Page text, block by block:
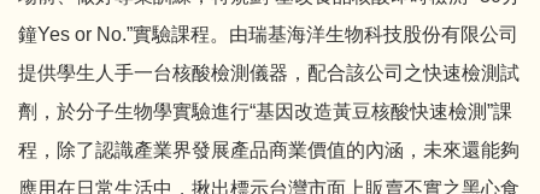
鐘Yes or No.”實驗課程。由瑞基海洋生物科技股份有限公司
提供學生人手一台核酸檢測儀器，配合該公司之快速檢測試
劑，於分子生物學實驗進行“基因改造黃豆核酸快速檢測”課
程，除了認識產業界發展產品商業價值的內涵，未來還能夠
應用在日常生活中，揪出標示台灣市面上販賣不實之黑心食